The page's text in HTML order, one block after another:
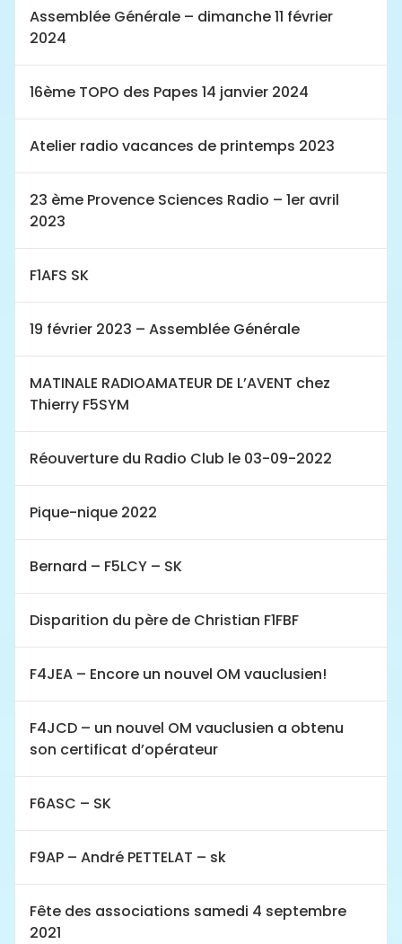
Assemblée Générale – dimanche 11 février
2024
16ème TOPO des Papes 14 janvier 2024
Atelier radio vacances de printemps 2023
23 ème Provence Sciences Radio – 1er avril
2023
F1AFS SK
19 février 2023 – Assemblée Générale
MATINALE RADIOAMATEUR DE L’AVENT chez
Thierry F5SYM
Réouverture du Radio Club le 03-09-2022
Pique-nique 2022
Bernard – F5LCY – SK
Disparition du père de Christian F1FBF
F4JEA – Encore un nouvel OM vauclusien!
F4JCD – un nouvel OM vauclusien a obtenu
son certificat d’opérateur
F6ASC – SK
F9AP – André PETTELAT – sk
Fête des associations samedi 4 septembre
2021